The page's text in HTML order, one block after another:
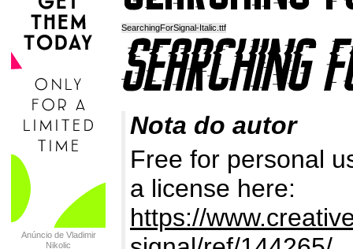
Anúncio de Vladimir
Nikolic
SearchingForSignal-Italic.ttf
Nota do autor
Free for personal
a license here:
https://